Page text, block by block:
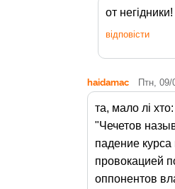
от негідники!
відповісти
haidamac Птн, 09/
та, мало лі хто:
"Чечетов
падение
провокацией
оппонентов